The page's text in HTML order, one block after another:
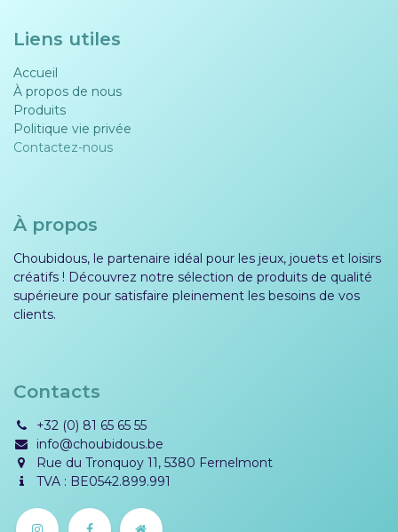
Liens utiles
Accueil
À propos de nous
Produits
Politique vie privée​​
Contactez-nous
À propos
Choubidous, le partenaire idéal pour les jeux, jouets et loisirs
créatifs ! Découvrez notre sélection de produits de qualité
supérieure pour satisfaire pleinement les besoins de vos
clients.
Contacts
+32 (0) 81 65 65 55
info@choubidous.be
Rue du Tronquoy 11, 5380 Fernelmont
TVA : BE0542.899.991